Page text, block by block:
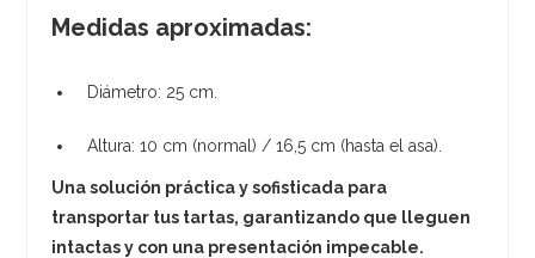
Medidas aproximadas:
Diámetro: 25 cm.
Altura: 10 cm (normal) / 16,5 cm (hasta el asa).
Una solución práctica y sofisticada para
transportar tus tartas, garantizando que lleguen
intactas y con una presentación impecable.